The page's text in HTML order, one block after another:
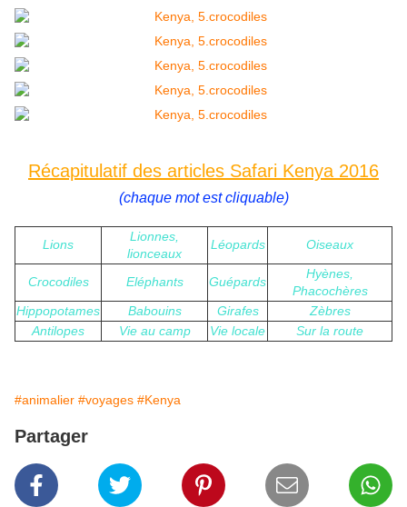
Récapitulatif des articles Safari Kenya 2016
(chaque mot est cliquable)
Lions
Lionnes,
lionceaux
Léopards Oiseaux
Crocodiles Eléphants Guépards
Hyènes,
Phacochères
Hippopotames
Babouins Girafes
Zèbres
Antilopes
Vie au camp Vie locale Sur la route
#animalier #voyages #Kenya
Partager